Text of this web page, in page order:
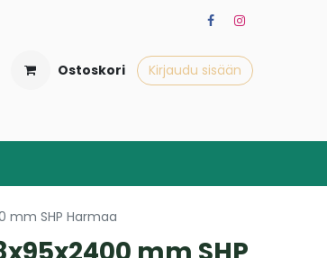
Ostoskori Kirjaudu sisään
mm SHP Harmaa